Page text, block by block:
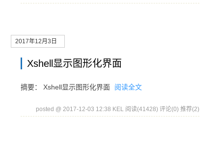
2017年12月3日
Xshell显示图形化界面
摘要： Xshell显示图形化界面 阅读全文
posted @ 2017-12-03 12:38 KEL 阅读(41428) 评论(0) 推荐(2)